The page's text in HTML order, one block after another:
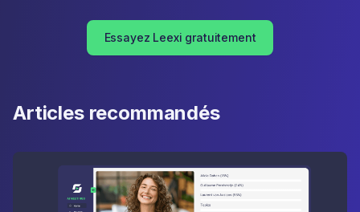
Essayez Leexi gratuitement
Articles recommandés